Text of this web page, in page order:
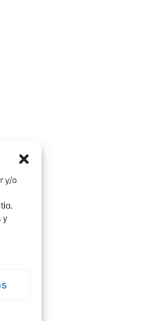
y/o
y